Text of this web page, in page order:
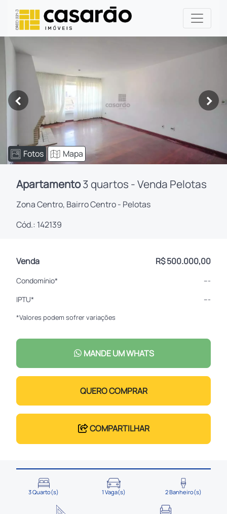
< >
Fotos Mapa
Apartamento3 quartos - Venda Pelotas
Zona Centro, Bairro Centro - Pelotas
Cód.: 142139
Venda R$ 500.000,00
Condomínio*
---
IPTU*
---
*Valores podem sofrer variações
MANDE UM WHATS
QUERO COMPRAR
COMPARTILHAR
3 Quarto(s) 1 Vaga(s) 2 Banheiro(s)